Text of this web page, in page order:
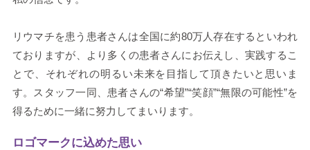
リウマチを患う患者さんは全国に約80万人存在するといわれ
ておりますが、より多くの患者さんにお伝えし、実践するこ
とで、それぞれの明るい未来を目指して頂きたいと思いま
す。スタッフ一同、患者さんの“希望”“笑顔”“無限の可能性”を
得るために一緒に努力してまいります。
ロゴマークに込めた思い